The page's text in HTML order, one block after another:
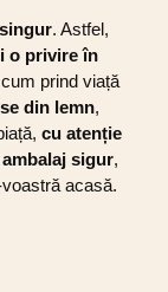
. Astfel,
o privire în
prind viață
din lemn,
cu atenție
sigur,
acasă.